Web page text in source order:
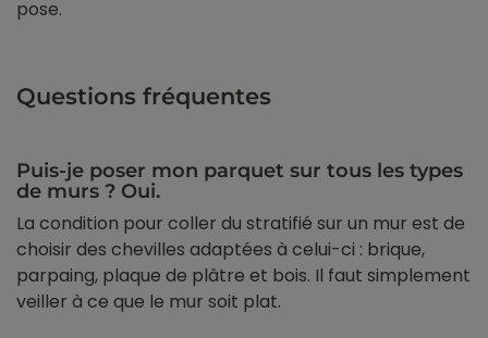
pose.
Questions fréquentes
Puis-je poser mon parquet sur tous les types
de murs ? Oui.
La condition pour coller du stratifié sur un mur est de
choisir des chevilles adaptées à celui-ci : brique,
parpaing, plaque de plâtre et bois. Il faut simplement
veiller à ce que le mur soit plat.